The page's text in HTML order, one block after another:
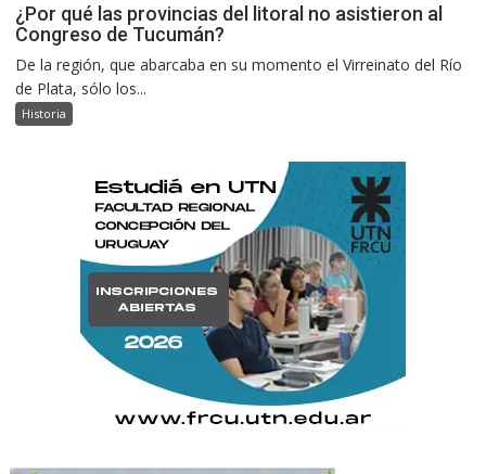
¿Por qué las provincias del litoral no asistieron al
Congreso de Tucumán?
De la región, que abarcaba en su momento el Virreinato del Río
de Plata, sólo los...
Historia